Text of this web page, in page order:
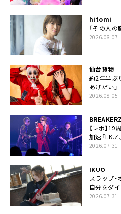
hitomi
「その人の
2026.08.07
仙台貨物
約2年半ぶ
あげだい」
2026.08.05
BREAKERZ
【レポ】
加速「I.K.Z.
2026.07.31
IKUO
スラップ
自分をダイ
2026.07.31